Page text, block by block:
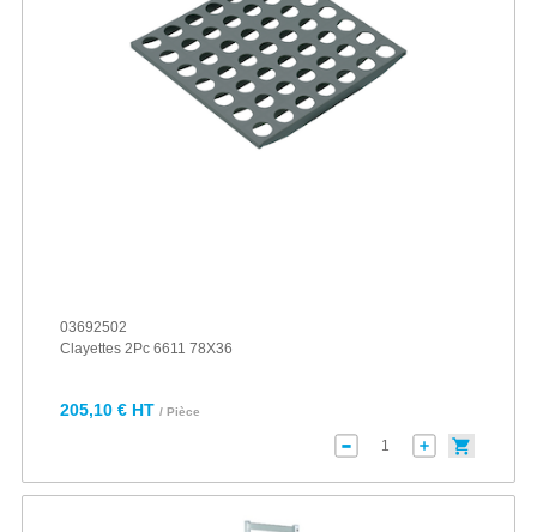
03692502
Clayettes 2Pc 6611 78X36
205,10 € HT / Pièce